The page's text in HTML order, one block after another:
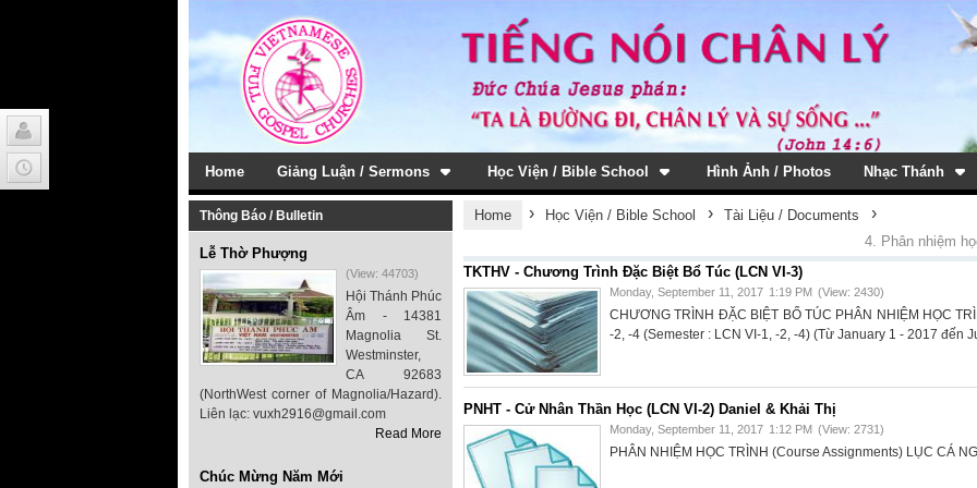
Home Giảng Luận / Sermons Học Viện / Bible School Hình Ảnh / Photos Nhạc Thánh
Thông Báo / Bulletin
Lễ Thờ Phượng
(View: 44703)
Hội Thánh Phúc
Âm - 14381
Magnolia St.
Westminster,
CA 92683
(NorthWest corner of Magnolia/Hazard).
Liên lạc: vuxh2916@gmail.com
Read More
Chúc Mừng Năm Mới
Home › Học Viện / Bible School › Tài Liệu / Documents ›
4. Phân nhiệm
TKTHV - Chương Trình Đặc Biệt Bổ Túc (LCN VI-3)
Monday, September 11, 2017 1:19 PM (View: 2430)
CHƯƠNG TRÌNH ĐẶC BIỆT BỔ TÚC PHÂN NHIỆM HỌC
-2, -4 (Semester : LCN VI-1, -2, -4) (Từ January 1 - 2017 đến
PNHT - Cử Nhân Thần Học (LCN VI-2) Daniel & Khải Thị
Monday, September 11, 2017 1:12 PM (View: 2731)
PHÂN NHIỆM HỌC TRÌNH (Course Assignments) LỤC CÁ